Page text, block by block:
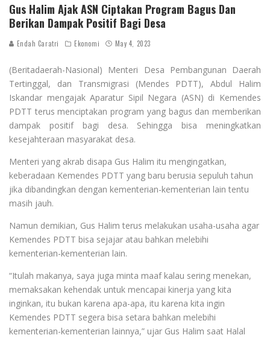
Gus Halim Ajak ASN Ciptakan Program Bagus Dan
Berikan Dampak Positif Bagi Desa
Endah Caratri Ekonomi May 4, 2023
(Beritadaerah-Nasional) Menteri Desa Pembangunan Daerah
Tertinggal, dan Transmigrasi (Mendes PDTT), Abdul Halim
Iskandar mengajak Aparatur Sipil Negara (ASN) di Kemendes
PDTT terus menciptakan program yang bagus dan memberikan
dampak positif bagi desa. Sehingga bisa meningkatkan
kesejahteraan masyarakat desa.
Menteri yang akrab disapa Gus Halim itu mengingatkan,
keberadaan Kemendes PDTT yang baru berusia sepuluh tahun
jika dibandingkan dengan kementerian-kementerian lain tentu
masih jauh.
Namun demikian, Gus Halim terus melakukan usaha-usaha agar
Kemendes PDTT bisa sejajar atau bahkan melebihi
kementerian-kementerian lain.
“Itulah makanya, saya juga minta maaf kalau sering menekan,
memaksakan kehendak untuk mencapai kinerja yang kita
inginkan, itu bukan karena apa-apa, itu karena kita ingin
Kemendes PDTT segera bisa setara bahkan melebihi
kementerian-kementerian lainnya,” ujar Gus Halim saat Halal